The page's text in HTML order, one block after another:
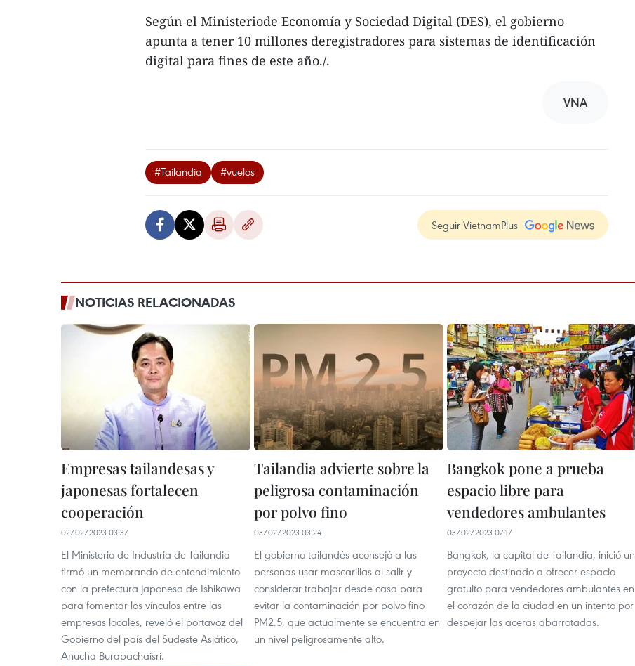
Según el Ministeriode Economía y Sociedad Digital (DES), el gobierno
apunta a tener 10 millones deregistradores para sistemas de identificación
digital para fines de este año./.
VNA
#Tailandia #vuelos
Seguir VietnamPlus
NOTICIAS RELACIONADAS
Empresas tailandesas y
japonesas fortalecen
cooperación
02/02/2023 03:37
El Ministerio de Industria de Tailandia
firmó un memorando de entendimiento
con la prefectura japonesa de Ishikawa
para fomentar los vínculos entre las
empresas locales, reveló el portavoz del
Gobierno del país del Sudeste Asiático,
Anucha Burapachaisri.
Tailandia advierte sobre la
peligrosa contaminación
por polvo fino
03/02/2023 03:24
El gobierno tailandés aconsejó a las
personas usar mascarillas al salir y
considerar trabajar desde casa para
evitar la contaminación por polvo fino
PM2.5, que actualmente se encuentra en
un nivel peligrosamente alto.
Bangkok pone a prueba
espacio libre para
vendedores ambulantes
03/02/2023 07:17
Bangkok, la capital de Tailandia, inició un
proyecto destinado a ofrecer espacio
gratuito para vendedores ambulantes en
el corazón de la ciudad en un intento por
despejar las aceras abarrotadas.